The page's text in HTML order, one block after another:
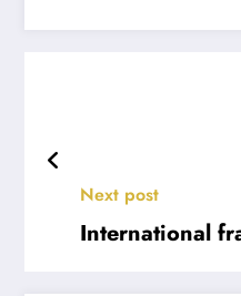
Next post
International